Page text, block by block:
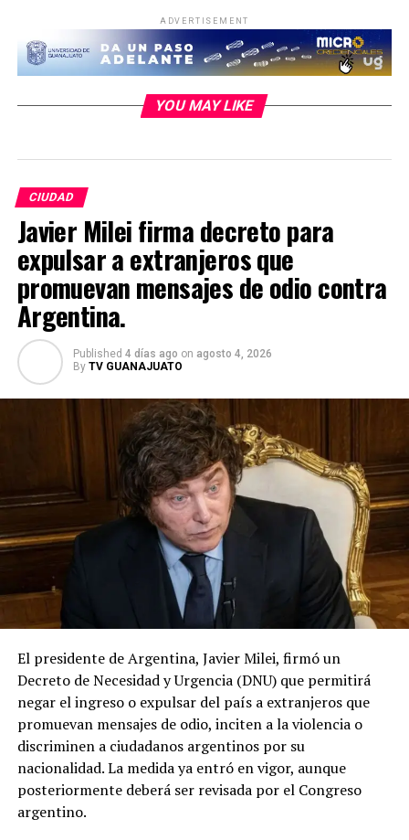
ADVERTISEMENT
YOU MAY LIKE
CIUDAD
Javier Milei firma decreto para
expulsar a extranjeros que
promuevan mensajes de odio contra
Argentina.
Published 4 días ago on agosto 4, 2026
By TV GUANAJUATO
El presidente de Argentina, Javier Milei, firmó un
Decreto de Necesidad y Urgencia (DNU) que permitirá
negar el ingreso o expulsar del país a extranjeros que
promuevan mensajes de odio, inciten a la violencia o
discriminen a ciudadanos argentinos por su
nacionalidad. La medida ya entró en vigor, aunque
posteriormente deberá ser revisada por el Congreso
argentino.